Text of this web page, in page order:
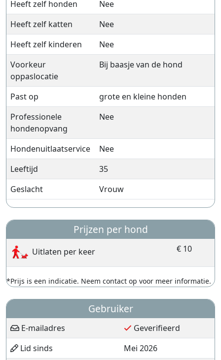
Heeft zelf honden
Nee
Heeft zelf katten
Nee
Heeft zelf kinderen
Nee
Voorkeur
oppaslocatie
Bij baasje van de hond
Past op
grote en kleine honden
Professionele
hondenopvang
Nee
Hondenuitlaatservice
Nee
Leeftijd
35
Geslacht
Vrouw
Prijzen per hond
Uitlaten per keer € 10
*Prijs is een indicatie. Neem contact op voor meer informatie.
Gebruiker
E-mailadres
Geverifieerd
Lid sinds
Mei 2026